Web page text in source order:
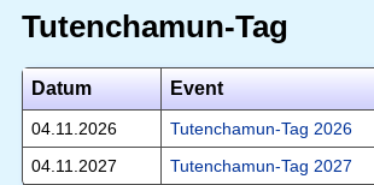
Tutenchamun-Tag
Datum Event
04.11.2026
Tutenchamun-Tag 2026
04.11.2027
Tutenchamun-Tag 2027